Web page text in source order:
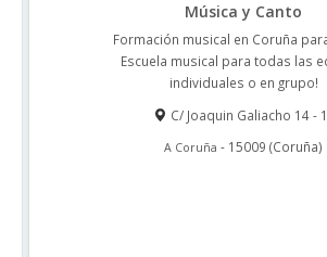
Música y Canto
Formación musical en Coruña
Escuela musical para todas las
individuales o en grupo!
C/ Joaquin Galiacho 14 -
A Coruña - 15009 (Coruña)